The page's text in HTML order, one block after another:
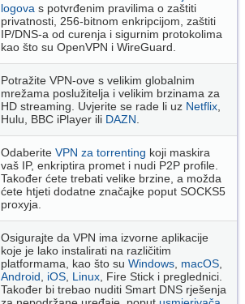
logova s potvrđenim pravilima o zaštiti
privatnosti, 256-bitnom enkripcijom, zaštiti
IP/DNS-a od curenja i sigurnim protokolima
kao što su OpenVPN i WireGuard.
Potražite VPN-ove s velikim globalnim
mrežama poslužitelja i velikim brzinama za
HD streaming. Uvjerite se rade li uz Netflix
Hulu, BBC iPlayer ili DAZN
Odaberite VPN za torrenting koji maskira
vaš IP, enkriptira promet i nudi P2P profile.
Također ćete trebati velike brzine, a možda
ćete htjeti dodatne značajke poput SOCKS5
proxyja.
Osigurajte da VPN ima izvorne aplikacije
koje je lako instalirati na različitim
platformama, kao što su Windows macOS
Android
iOS Linux , Fire Stick i preglednici.
Također bi trebao nuditi Smart DNS rješenja